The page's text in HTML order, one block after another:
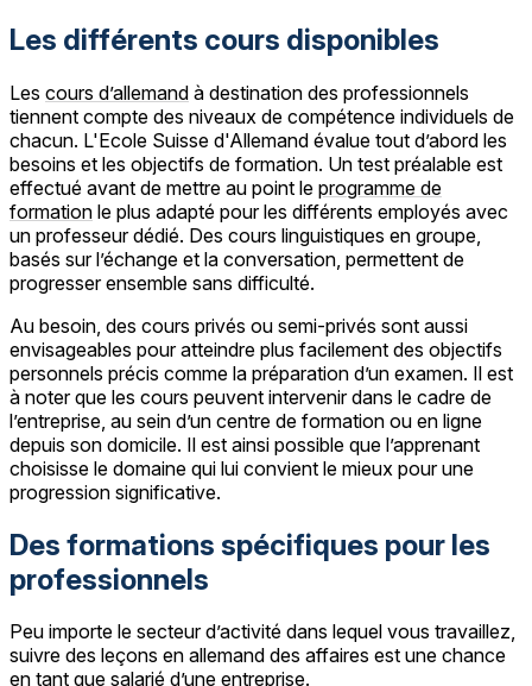
Les différents cours disponibles
Les cours d’allemand à destination des professionnels
tiennent compte des niveaux de compétence individuels de
chacun. L'Ecole Suisse d'Allemand évalue tout d’abord les
besoins et les objectifs de formation. Un test préalable est
effectué avant de mettre au point le programme de
formation le plus adapté pour les différents employés avec
un professeur dédié. Des cours linguistiques en groupe,
basés sur l’échange et la conversation, permettent de
progresser ensemble sans difficulté.
Au besoin, des cours privés ou semi-privés sont aussi
envisageables pour atteindre plus facilement des objectifs
personnels précis comme la préparation d’un examen. Il est
à noter que les cours peuvent intervenir dans le cadre de
l’entreprise, au sein d’un centre de formation ou en ligne
depuis son domicile. Il est ainsi possible que l’apprenant
choisisse le domaine qui lui convient le mieux pour une
progression significative.
Des formations spécifiques pour les
professionnels
Peu importe le secteur d’activité dans lequel vous travaillez,
suivre des leçons en allemand des affaires est une chance
en tant que salarié d’une entreprise.